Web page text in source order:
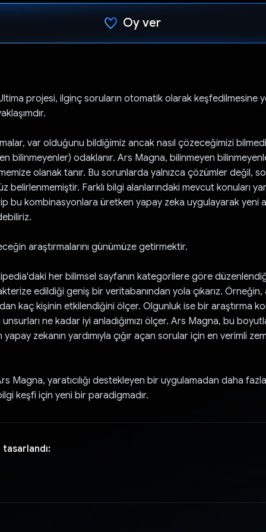
Oy ver
projesi, ilginç soruların otomatik olarak keşfedilmesine
var olduğunu bildiğimiz ancak nasıl çözeceğimizi
bilinmeyenler) odaklanır. Ars Magna, bilinmeyen
olanak tanır. Bu sorunlarda yalnızca çözümler değil,
belirlenmemiştir. Farklı bilgi alanlarındaki mevcut konuları
bu kombinasyonlara üretken yapay zeka uygulayarak yeni
araştırmalarını günümüze getirmektir.
her bilimsel sayfanın kategorilere göre
edildiği geniş bir veritabanından yola çıkarız. Örneğin,
kaç kişinin etkilendiğini ölçer. Olgunluk ise bir araştırma
ne kadar iyi anladığımızı ölçer. Ars Magna, bu
zekanın yardımıyla çığır açan sorular için en verimli
Magna, yaratıcılığı destekleyen bir uygulamadan daha
keşfi için yeni bir paradigmadır.